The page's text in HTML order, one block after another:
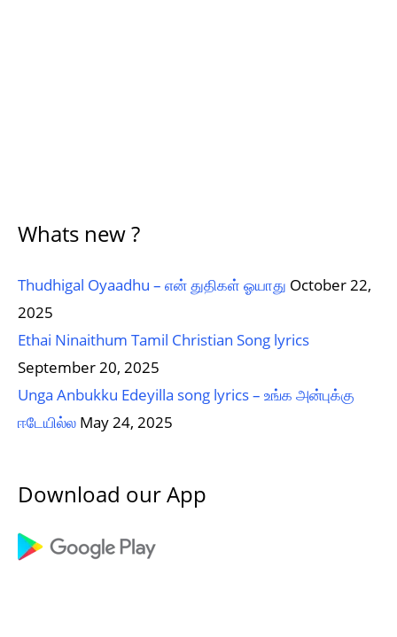
Whats new ?
Thudhigal Oyaadhu – என் துதிகள் ஓயாது October 22,
2025
Ethai Ninaithum Tamil Christian Song lyrics
September 20, 2025
Unga Anbukku Edeyilla song lyrics – உங்க அன்புக்கு
ஈடேயில்ல May 24, 2025
Download our App